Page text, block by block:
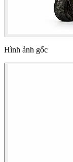
Hình ảnh gốc